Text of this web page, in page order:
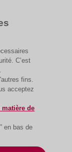
prix des
score
C’est
fins.
acceptez
de
en bas de